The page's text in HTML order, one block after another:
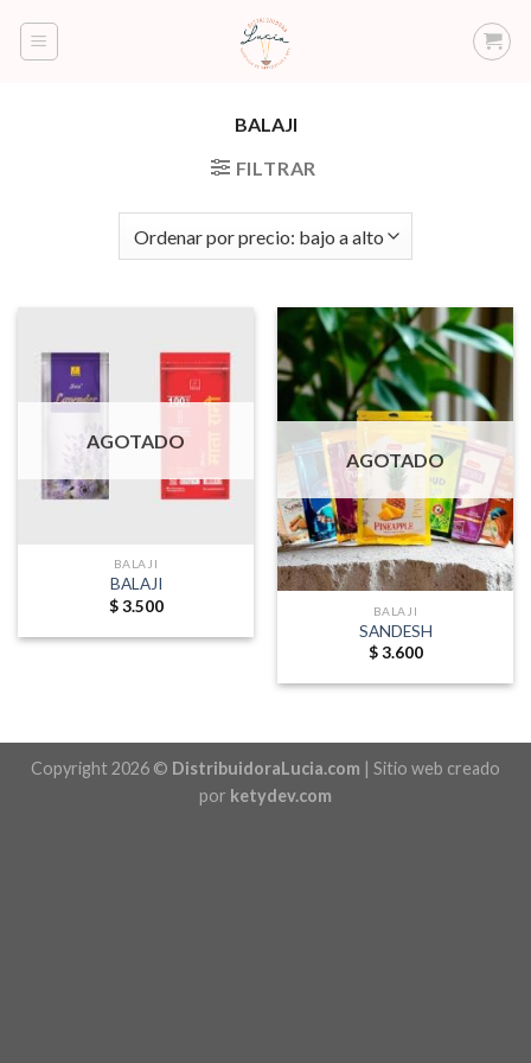
BALAJI
FILTRAR
AGOTADO
BALAJI
BALAJI
$3.500
AGOTADO
BALAJI
SANDESH
$3.600
Copyright 2026 © DistribuidoraLucia.com | Sitio web creado
por ketydev.com